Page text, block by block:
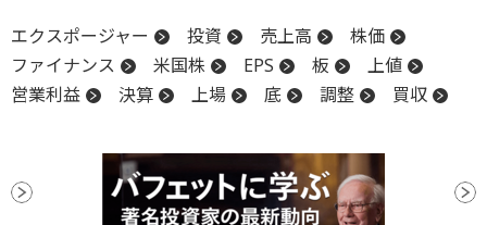
エクスポージャー 投資 売上高
株価
ファイナンス
米国株 EPS 板
上値
営業利益
決算 上場 底 調整 買収